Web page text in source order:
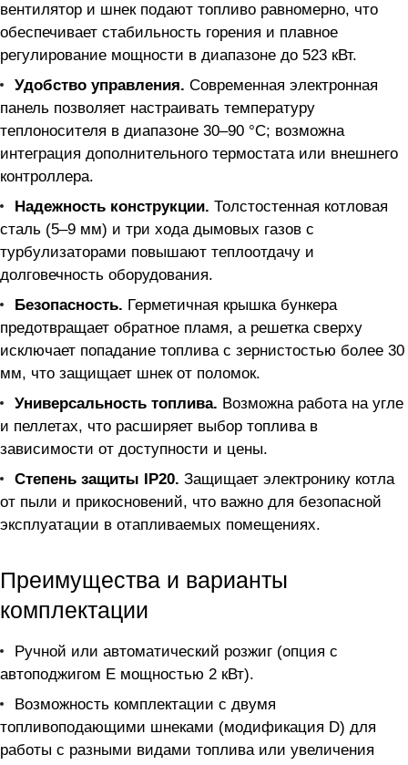
вентилятор и шнек подают топливо равномерно, что
обеспечивает стабильность горения и плавное
регулирование мощности в диапазоне до 523 кВт.
Удобство управления. Современная электронная
панель позволяет настраивать температуру
теплоносителя в диапазоне 30–90 °C; возможна
интеграция дополнительного термостата или внешнего
контроллера.
Надежность конструкции. Толстостенная котловая
сталь (5–9 мм) и три хода дымовых газов с
турбулизаторами повышают теплоотдачу и
долговечность оборудования.
Безопасность. Герметичная крышка бункера
предотвращает обратное пламя, а решетка сверху
исключает попадание топлива с зернистостью более 30
мм, что защищает шнек от поломок.
Универсальность топлива. Возможна работа на угле
и пеллетах, что расширяет выбор топлива в
зависимости от доступности и цены.
Степень защиты IP20. Защищает электронику котла
от пыли и прикосновений, что важно для безопасной
эксплуатации в отапливаемых помещениях.
Преимущества и варианты
комплектации
Ручной или автоматический розжиг (опция с
автоподжигом E мощностью 2 кВт).
Возможность комплектации с двумя
топливоподающими шнеками (модификация D) для
работы с разными видами топлива или увеличения